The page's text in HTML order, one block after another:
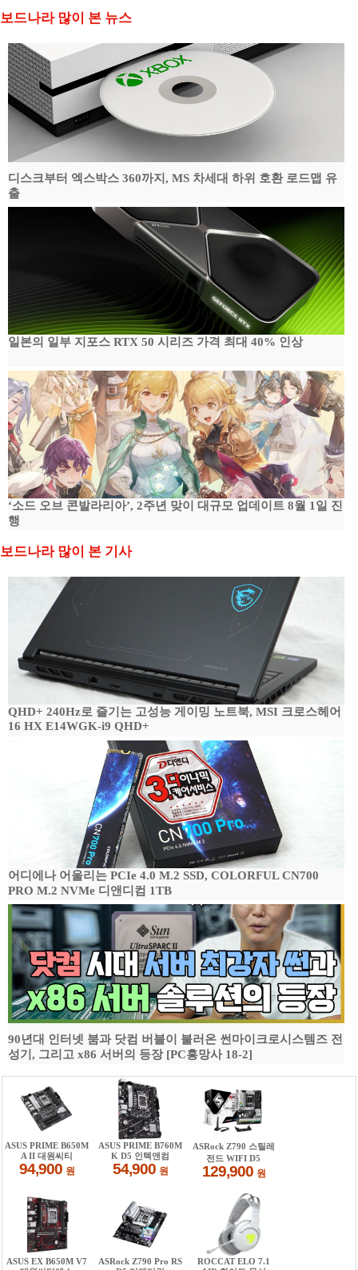
보드나라 많이 본 뉴스
디스크부터 엑스박스 360까지, MS 차세대 하위 호환 로드맵 유
출
일본의 일부 지포스 RTX 50 시리즈 가격 최대 40% 인상
‘소드 오브 콘발라리아’, 2주년 맞이 대규모 업데이트 8월 1일 진
행
보드나라 많이 본 기사
QHD+ 240Hz로 즐기는 고성능 게이밍 노트북, MSI 크로스헤어
16 HX E14WGK-i9 QHD+
어디에나 어울리는 PCIe 4.0 M.2 SSD, COLORFUL CN700
PRO M.2 NVMe 디앤디컴 1TB
90년대 인터넷 붐과 닷컴 버블이 불러온 썬마이크로시스템즈 전
성기, 그리고 x86 서버의 등장 [PC흥망사 18-2]